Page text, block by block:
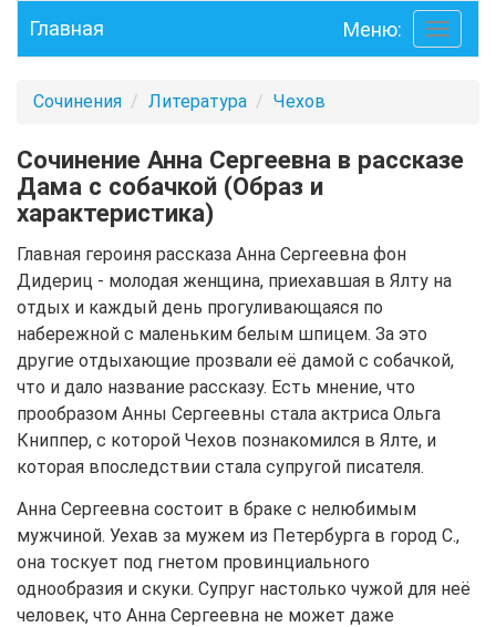
Toggle
Главная Меню:
Сочинения Литература Чехов
Сочинение Анна Сергеевна в рассказе
Дама с собачкой (Образ и
характеристика)
Главная героиня рассказа Анна Сергеевна фон
Дидериц - молодая женщина, приехавшая в Ялту на
отдых и каждый день прогуливающаяся по
набережной с маленьким белым шпицем. За это
другие отдыхающие прозвали её дамой с собачкой,
что и дало название рассказу. Есть мнение, что
прообразом Анны Сергеевны стала актриса Ольга
Книппер, с которой Чехов познакомился в Ялте, и
которая впоследствии стала супругой писателя.
Анна Сергеевна состоит в браке с нелюбимым
мужчиной. Уехав за мужем из Петербурга в город С.,
она тоскует под гнетом провинциального
однообразия и скуки. Супруг настолько чужой для неё
человек, что Анна Сергеевна не может даже